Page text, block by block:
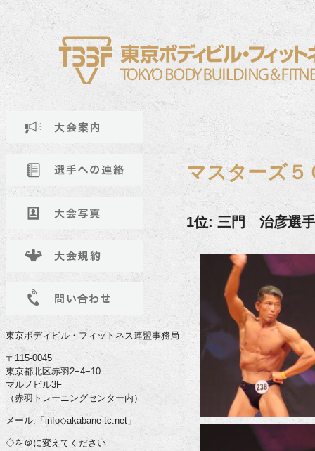
東京ボディビル・フィットネス連盟事務局
〒115-0045
東京都北区赤羽2−4−10
マルノビル3F
（赤羽トレーニングセンター内）
メール.「info◇akabane-tc.net」
◇を＠に変えてください
マスターズ５
1位: 三門 治彦選手